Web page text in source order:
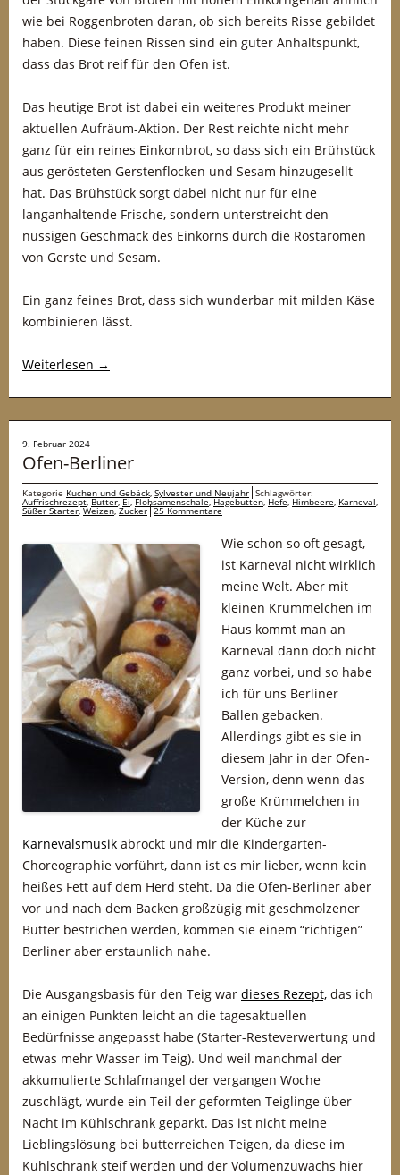
wie bei Roggenbroten daran, ob sich bereits Risse gebildet
haben. Diese feinen Rissen sind ein guter Anhaltspunkt,
dass das Brot reif für den Ofen ist.
Das heutige Brot ist dabei ein weiteres Produkt meiner
aktuellen Aufräum-Aktion. Der Rest reichte nicht mehr
ganz für ein reines Einkornbrot, so dass sich ein Brühstück
aus gerösteten Gerstenflocken und Sesam hinzugesellt
hat. Das Brühstück sorgt dabei nicht nur für eine
langanhaltende Frische, sondern unterstreicht den
nussigen Geschmack des Einkorns durch die Röstaromen
von Gerste und Sesam.
Ein ganz feines Brot, dass sich wunderbar mit milden Käse
kombinieren lässt.
Weiterlesen →
9. Februar 2024
Ofen-Berliner
Kategorie Kuchen und Gebäck, Sylvester und Neujahr Schlagwörter:
Auffrischrezept,Butter,Ei,Flohsamenschale,Hagebutten, Hefe, Himbeere, Karneval,
Süßer Starter,Weizen,Zucker 25 Kommentare
Wie schon so oft gesagt,
ist Karneval nicht wirklich
meine Welt. Aber mit
kleinen Krümmelchen im
Haus kommt man an
Karneval dann doch nicht
ganz vorbei, und so habe
ich für uns Berliner
Ballen gebacken.
Allerdings gibt es sie in
diesem Jahr in der Ofen-
Version, denn wenn das
große Krümmelchen in
der Küche zur
Karnevalsmusik abrockt und mir die Kindergarten-
Choreographie vorführt, dann ist es mir lieber, wenn kein
heißes Fett auf dem Herd steht. Da die Ofen-Berliner aber
vor und nach dem Backen großzügig mit geschmolzener
Butter bestrichen werden, kommen sie einem “richtigen”
Berliner aber erstaunlich nahe.
Die Ausgangsbasis für den Teig war dieses Rezept, das ich
an einigen Punkten leicht an die tagesaktuellen
Bedürfnisse angepasst habe (Starter-Resteverwertung und
etwas mehr Wasser im Teig). Und weil manchmal der
akkumulierte Schlafmangel der vergangen Woche
zuschlägt, wurde ein Teil der geformten Teiglinge über
Nacht im Kühlschrank geparkt. Das ist nicht meine
Lieblingslösung bei butterreichen Teigen, da diese im
Kühlschrank steif werden und der Volumenzuwachs hier